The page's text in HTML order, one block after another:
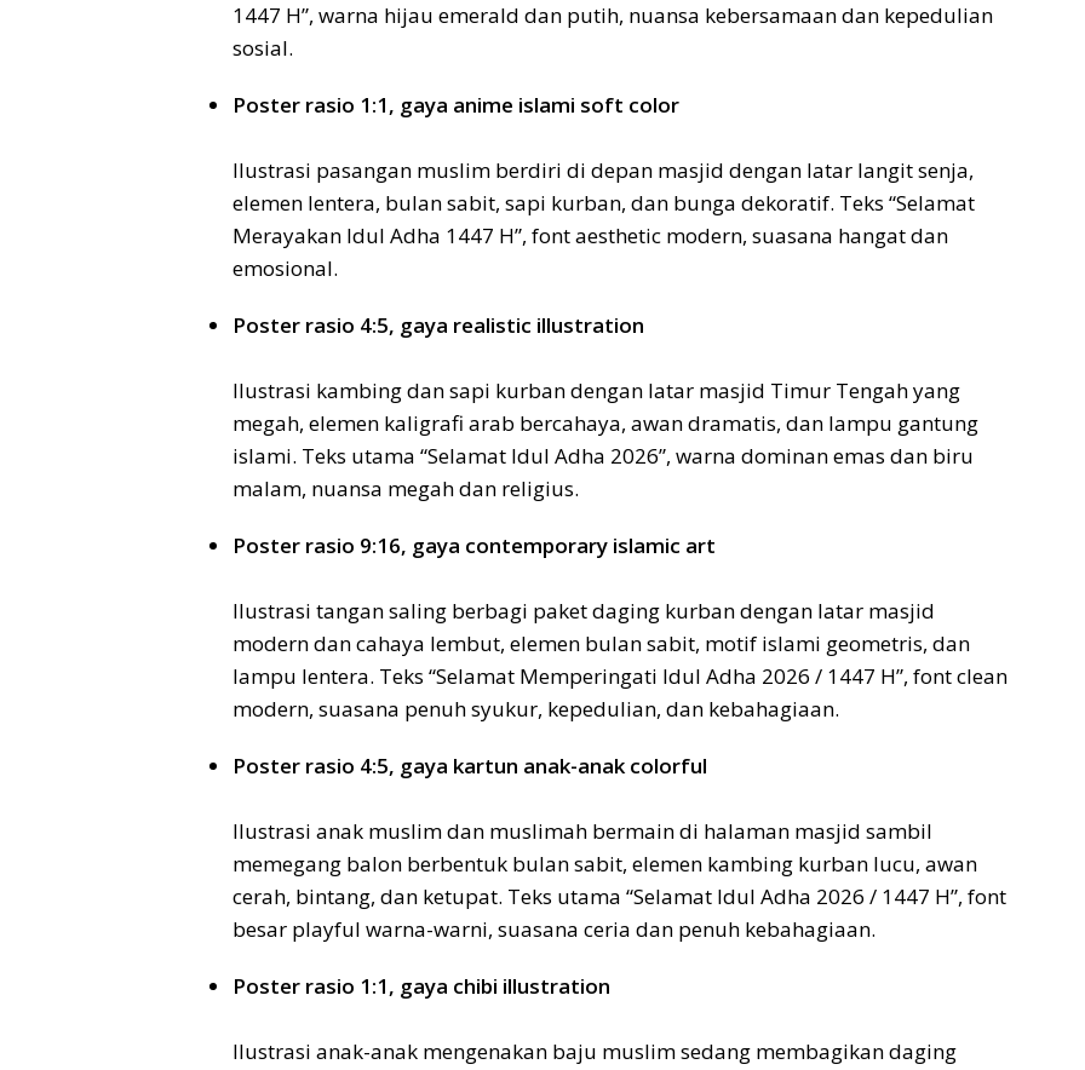
1447 H”, warna hijau emerald dan putih, nuansa kebersamaan dan kepedulian
sosial.
Poster rasio 1:1, gaya anime islami soft color
Ilustrasi pasangan muslim berdiri di depan masjid dengan latar langit senja,
elemen lentera, bulan sabit, sapi kurban, dan bunga dekoratif. Teks “Selamat
Merayakan Idul Adha 1447 H”, font aesthetic modern, suasana hangat dan
emosional.
Poster rasio 4:5, gaya realistic illustration
Ilustrasi kambing dan sapi kurban dengan latar masjid Timur Tengah yang
megah, elemen kaligrafi arab bercahaya, awan dramatis, dan lampu gantung
islami. Teks utama “Selamat Idul Adha 2026”, warna dominan emas dan biru
malam, nuansa megah dan religius.
Poster rasio 9:16, gaya contemporary islamic art
Ilustrasi tangan saling berbagi paket daging kurban dengan latar masjid
modern dan cahaya lembut, elemen bulan sabit, motif islami geometris, dan
lampu lentera. Teks “Selamat Memperingati Idul Adha 2026 / 1447 H”, font clean
modern, suasana penuh syukur, kepedulian, dan kebahagiaan.
Poster rasio 4:5, gaya kartun anak-anak colorful
Ilustrasi anak muslim dan muslimah bermain di halaman masjid sambil
memegang balon berbentuk bulan sabit, elemen kambing kurban lucu, awan
cerah, bintang, dan ketupat. Teks utama “Selamat Idul Adha 2026 / 1447 H”, font
besar playful warna-warni, suasana ceria dan penuh kebahagiaan.
Poster rasio 1:1, gaya chibi illustration
Ilustrasi anak-anak mengenakan baju muslim sedang membagikan daging